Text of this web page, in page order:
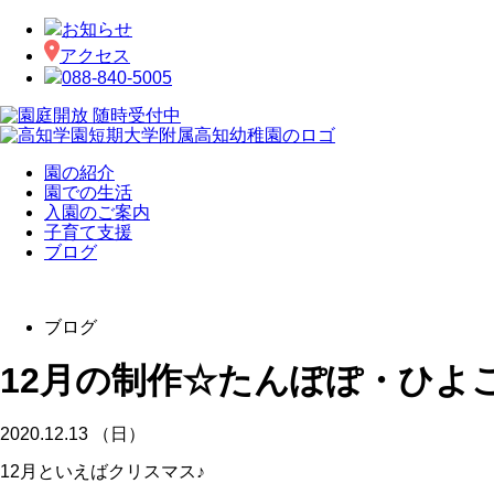
お知らせ
アクセス
088-840-5005
園の紹介
園での生活
入園のご案内
子育て支援
ブログ
ブログ
12月の制作☆たんぽぽ・ひよ
2020.12.13 （日）
12月といえばクリスマス♪